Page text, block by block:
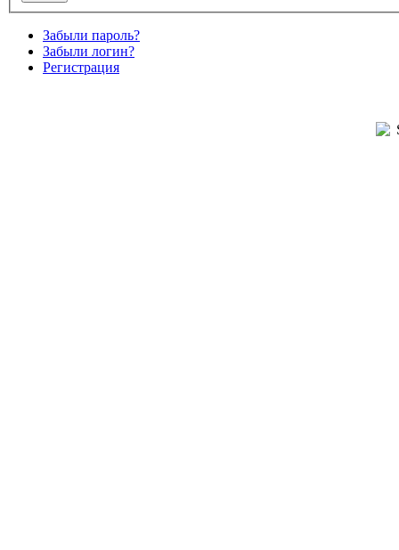
Забыли пароль?
Забыли логин?
Регистрация